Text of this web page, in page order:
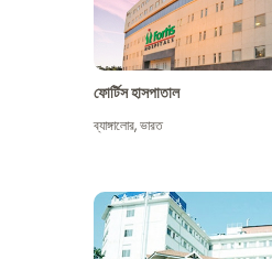
ফোর্টিস হাসপাতাল
ব্যাঙ্গালোর,ভারত